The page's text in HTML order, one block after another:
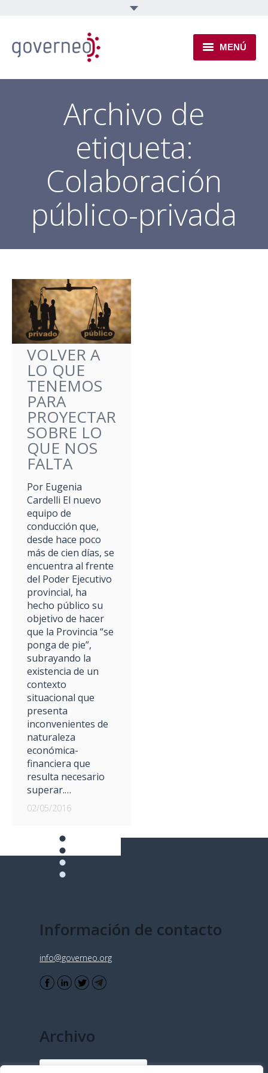
MENÚ
INSTITUCIONAL
EJES TEMÁTICOS
NOVEDADES
Archivo de
etiqueta:
Colaboración
público-privada
VOLVER A
LO QUE
TENEMOS
PARA
PROYECTAR
SOBRE LO
QUE NOS
FALTA
Por Eugenia
Cardelli El nuevo
equipo de
conducción que,
desde hace poco
más de cien días, se
encuentra al frente
del Poder Ejecutivo
provincial, ha
hecho público su
objetivo de hacer
que la Provincia “se
ponga de pie”,
subrayando la
existencia de un
contexto
situacional que
presenta
inconvenientes de
naturaleza
económica-
financiera que
resulta necesario
superar.…
02/05/2016
Información de contacto
info@governeo.org
Archivo
Archivo